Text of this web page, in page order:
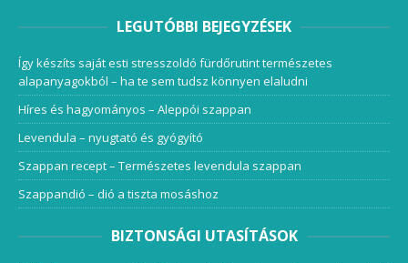
LEGUTÓBBI BEJEGYZÉSEK
Így készíts saját esti stresszoldó fürdőrutint természetes
alapanyagokból – ha te sem tudsz könnyen elaludni
Híres és hagyományos – Aleppói szappan
Levendula – nyugtató és gyógyító
Szappan recept – Természetes levendula szappan
Szappandió – dió a tiszta mosáshoz
BIZTONSÁGI UTASÍTÁSOK